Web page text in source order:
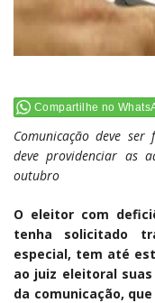
Compartilhe no
Comunicação deve
deve providenciar as
outubro
O eleitor com
tenha solicitado
especial, tem até
ao juiz eleitoral
da comunicação,